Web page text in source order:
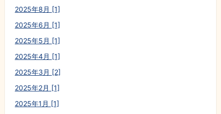
2025年8月 [1]
2025年6月 [1]
2025年5月 [1]
2025年4月 [1]
2025年3月 [2]
2025年2月 [1]
2025年1月 [1]